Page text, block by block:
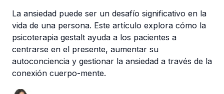
La ansiedad puede ser un desafío significativo en la
vida de una persona. Este artículo explora cómo la
psicoterapia gestalt ayuda a los pacientes a
centrarse en el presente, aumentar su
autoconciencia y gestionar la ansiedad a través de la
conexión cuerpo-mente.